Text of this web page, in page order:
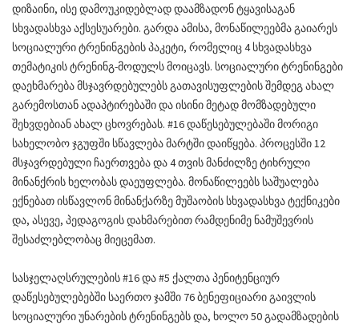
დიზაინი, ისე დამოუკიდებლად დაამზადონ ტყავისაგან
სხვადასხვა აქსესუარები. გარდა ამისა, მონაწილეებმა გაიარეს
სოციალური ტრენინგების პაკეტი, რომელიც 4 სხვადასხვა
თემატიკის ტრენინგ-მოდულს მოიცავს. სოციალური ტრენინგები
დაეხმარება მსჯავრდებულებს გათავისუფლების შემდეგ ახალ
გარემოსთან ადაპტირებაში და ისინი მეტად მომზადებული
შეხვდებიან ახალ ცხოვრებას. #16 დაწესებულებაში მორიგი
სახელობო ჯგუფში სწავლება მარტში დაიწყება. პროცესში 12
მსჯავრდებული ჩაერთვება და 4 თვის მანძილზე ტიხრული
მინანქრის ხელობას დაეუფლება. მონაწილეებს საშუალება
ექნებათ ისწავლონ მინანქარზე მუშაობის სხვადასხვა ტექნიკები
და, ასევე, პედაგოგის დახმარებით რამდენიმე ნამუშევრის
შესაძლებლობაც მიეცემათ.
სასჯელაღსრულების #16 და #5 ქალთა პენიტენციურ
დაწესებულებებში საერთო ჯამში 76 ბენეფიციარი გაივლის
სოციალური უნარების ტრენინგებს და, ხოლო 50 გადამზადების